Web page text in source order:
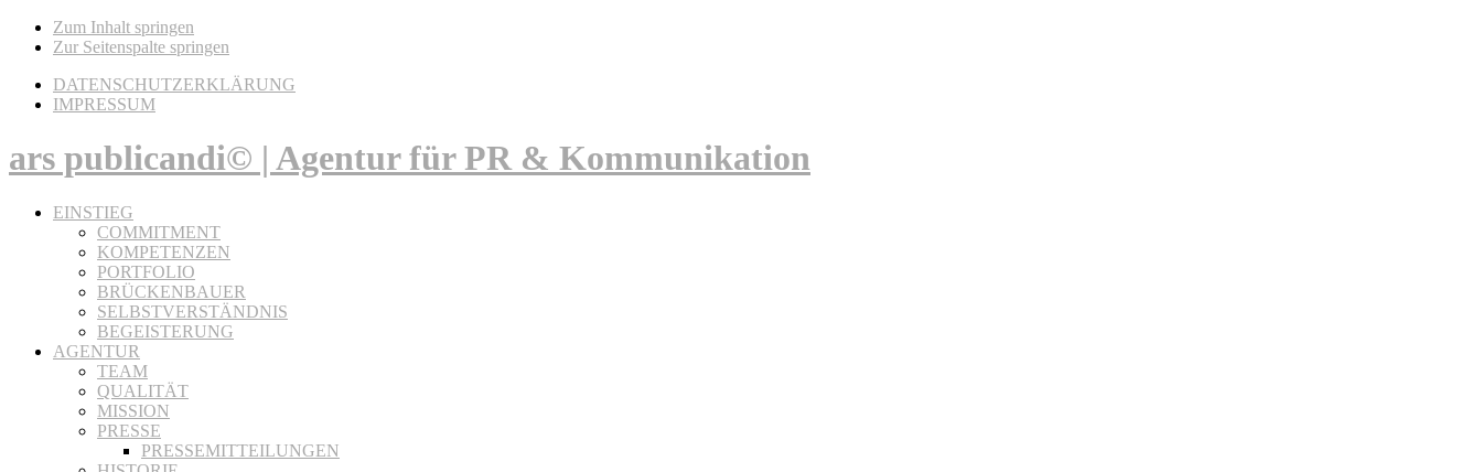
Zum Inhalt springen
Zur Seitenspalte springen
DATENSCHUTZERKLÄRUNG
IMPRESSUM
ars publicandi© | Agentur für PR & Kommunikation
EINSTIEG
COMMITMENT
KOMPETENZEN
PORTFOLIO
BRÜCKENBAUER
SELBSTVERSTÄNDNIS
BEGEISTERUNG
AGENTUR
TEAM
QUALITÄT
MISSION
PRESSE
PRESSEMITTEILUNGEN